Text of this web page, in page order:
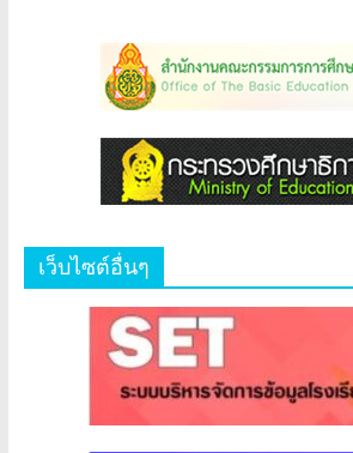
เว็บไซต์อื่นๆ